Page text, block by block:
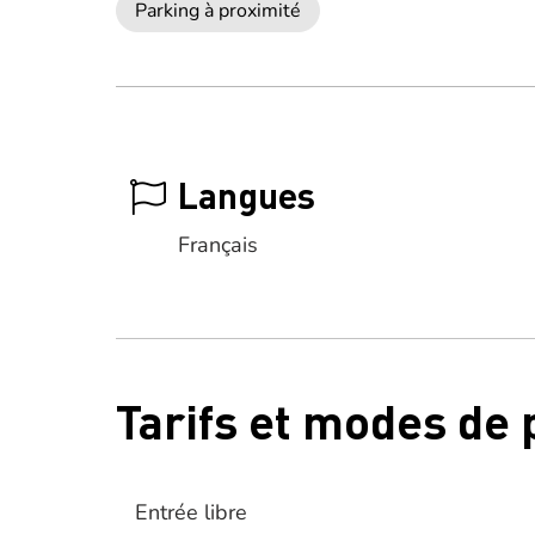
Parking à proximité
Langues
Français
Tarifs et modes de
Entrée libre